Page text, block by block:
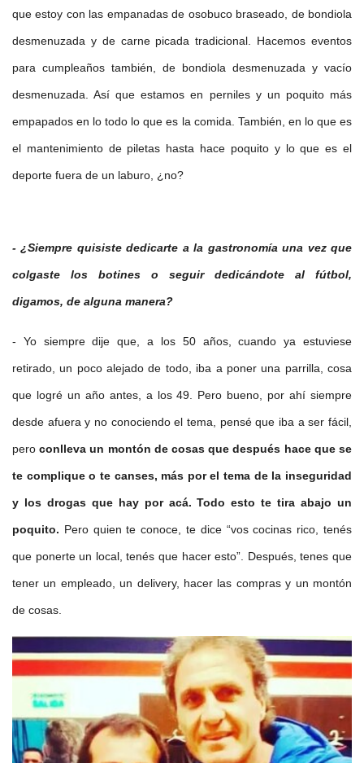
que estoy con las empanadas de osobuco braseado, de bondiola
desmenuzada y de carne picada tradicional. Hacemos eventos
para cumpleaños también, de bondiola desmenuzada y vacío
desmenuzada. Así que estamos en perniles y un poquito más
empapados en lo todo lo que es la comida. También, en lo que es
el mantenimiento de piletas hasta hace poquito y lo que es el
deporte fuera de un laburo, ¿no?
- ¿Siempre quisiste dedicarte a la gastronomía una vez que
colgaste los botines o seguir dedicándote al fútbol,
digamos, de alguna manera?
- Yo siempre dije que, a los 50 años, cuando ya estuviese
retirado, un poco alejado de todo, iba a poner una parrilla, cosa
que logré un año antes, a los 49. Pero bueno, por ahí siempre
desde afuera y no conociendo el tema, pensé que iba a ser fácil,
peroconlleva un montón de cosas que después hace que se
te complique o te canses, más por el tema de la inseguridad
y los drogas que hay por acá. Todo esto te tira abajo un
poquito. Pero quien te conoce, te dice “vos cocinas rico, tenés
que ponerte un local, tenés que hacer esto”. Después, tenes que
tener un empleado, un delivery, hacer las compras y un montón
de cosas.